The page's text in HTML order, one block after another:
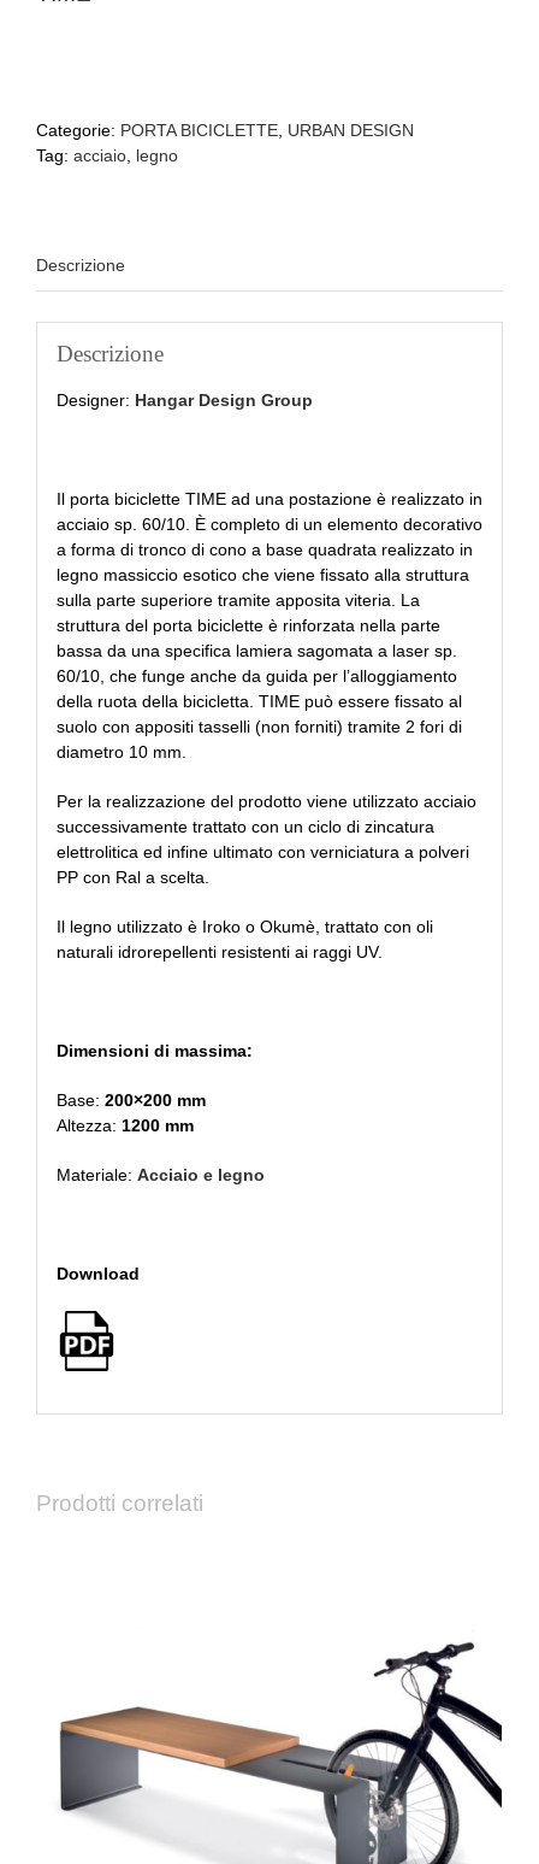
Categorie: PORTA BICICLETTE URBAN DESIGN
Tag: acciaio legno
Descrizione
Descrizione
Designer: Hangar Design Group
Il porta biciclette TIME ad una postazione è realizzato in
acciaio sp. 60/10. È completo di un elemento decorativo
a forma di tronco di cono a base quadrata realizzato in
legno massiccio esotico che viene fissato alla struttura
sulla parte superiore tramite apposita viteria. La
struttura del porta biciclette è rinforzata nella parte
bassa da una specifica lamiera sagomata a laser sp.
60/10, che funge anche da guida per l’alloggiamento
della ruota della bicicletta. TIME può essere fissato al
suolo con appositi tasselli (non forniti) tramite 2 fori di
diametro 10 mm.
Per la realizzazione del prodotto viene utilizzato acciaio
successivamente trattato con un ciclo di zincatura
elettrolitica ed infine ultimato con verniciatura a polveri
PP con Ral a scelta.
Il legno utilizzato è Iroko o Okumè, trattato con oli
naturali idrorepellenti resistenti ai raggi UV.
Dimensioni di massima:
Base: 200×200 mm
Altezza: 1200 mm
Materiale: Acciaio e legno
Download
Prodotti correlati